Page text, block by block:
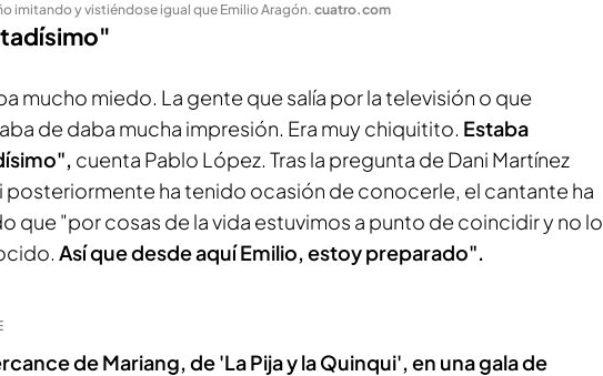
imitando y vistiéndose igual que Emilio Aragón. cuatro.com
mucho miedo. La gente que salía por la televisión o que
de daba mucha impresión. Era muy chiquitito. Estaba
cuenta Pablo López. Tras la pregunta de Dani Martínez
posteriormente ha tenido ocasión de conocerle, el cantante ha
que "por cosas de la vida estuvimos a punto de coincidir y no lo
Así que desde aquí Emilio, estoy preparado".
de Mariang, de 'La Pija y la Quinqui', en una gala de